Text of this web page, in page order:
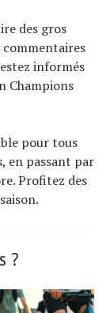
des gros
informés
Champions
pour tous
en passant par
Profitez des
?